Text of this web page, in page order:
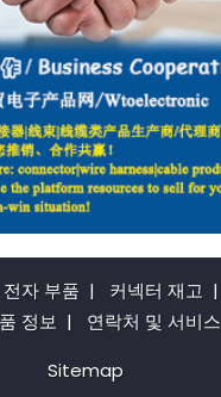
전자 부품 | 커넥터 재고 |
정보 | 연락처 및 서비스
Sitemap